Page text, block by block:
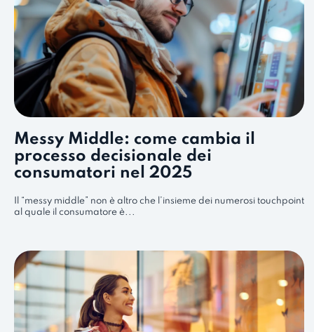
Messy Middle: come cambia il
processo decisionale dei
consumatori nel 2025
Il “messy middle” non è altro che l’insieme dei numerosi touchpoint
al quale il consumatore è...